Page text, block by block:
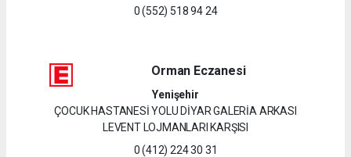
0 (552) 518 94 24
Orman Eczanesi
Yenişehir
ÇOCUK HASTANESİ YOLU DİYAR GALERİA ARKASI
LEVENT LOJMANLARI KARŞISI
0 (412) 224 30 31